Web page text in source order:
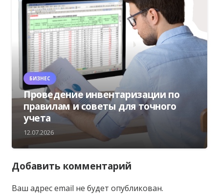
БИЗНЕС
Проведение инвентаризации по
правилам и советы для точного
учета
12.07.2026
Добавить комментарий
Ваш адрес email не будет опубликован.